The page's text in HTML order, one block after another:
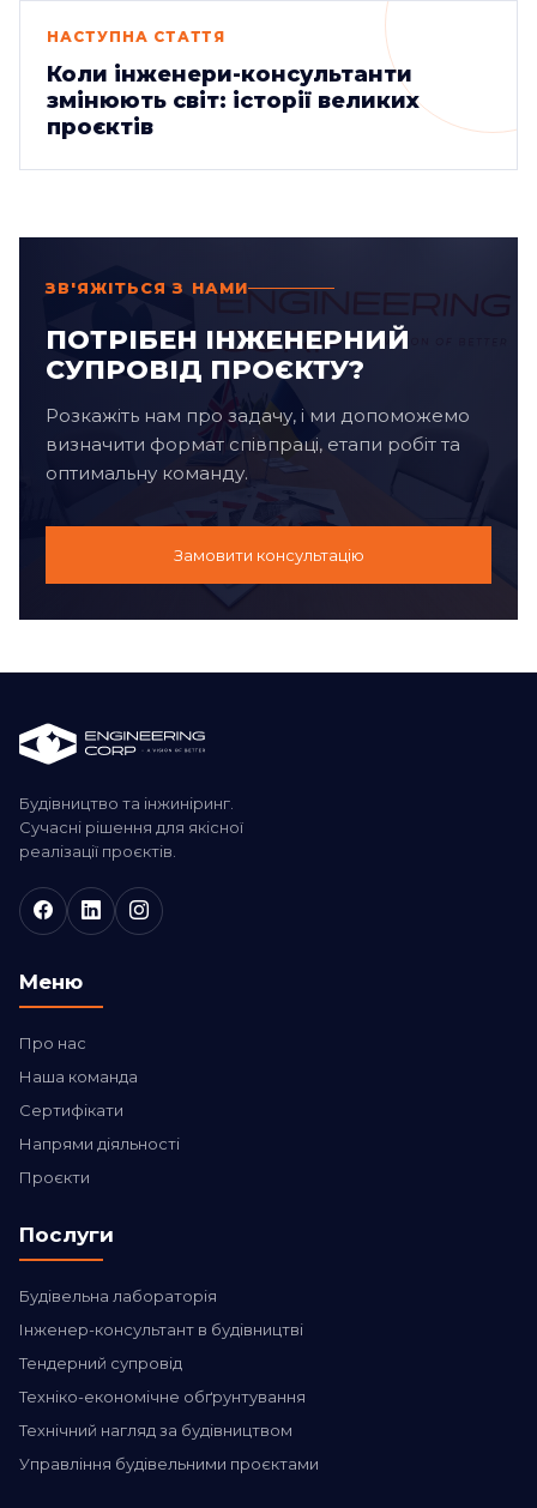
НАСТУПНА СТАТТЯ
Коли інженери-консультанти
змінюють світ: історії великих
проєктів
ЗВ'ЯЖІТЬСЯ З НАМИ
ПОТРІБЕН ІНЖЕНЕРНИЙ
СУПРОВІД ПРОЄКТУ?
Розкажіть нам про задачу, і ми допоможемо
визначити формат співпраці, етапи робіт та
оптимальну команду.
Замовити консультацію
Будівництво та інжиніринг.
Сучасні рішення для якісної
реалізації проєктів.
Меню
Про нас
Наша команда
Сертифікати
Напрями діяльності
Проєкти
Послуги
Будівельна лабораторія
Інженер-консультант в будівництві
Тендерний супровід
Техніко-економічне обґрунтування
Технічний нагляд за будівництвом
Управління будівельними проєктами